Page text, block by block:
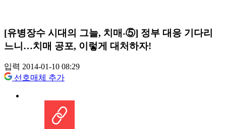
[유병장수 시대의 그늘, 치매-⑤] 정부 대응 기다리
느니…치매 공포, 이렇게 대처하자!
입력 2014-01-10 08:29
선호매체 추가